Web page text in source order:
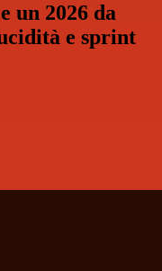
un 2026 da
e sprint